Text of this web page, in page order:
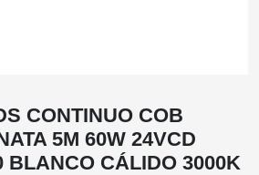
CONTINUO COB
5M 60W 24VCD
BLANCO CÁLIDO 3000K